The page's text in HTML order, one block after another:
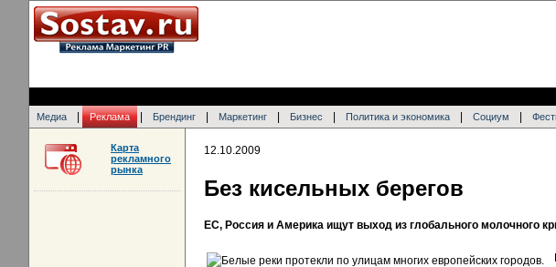
Медиа Реклама Брендинг Маркетинг Бизнес Политика и экономика Социум
12.10.2009
Без кисельных берегов
ЕС, Россия и Америка ищут выход из глобального молочного
Карта
рекламного
рынка